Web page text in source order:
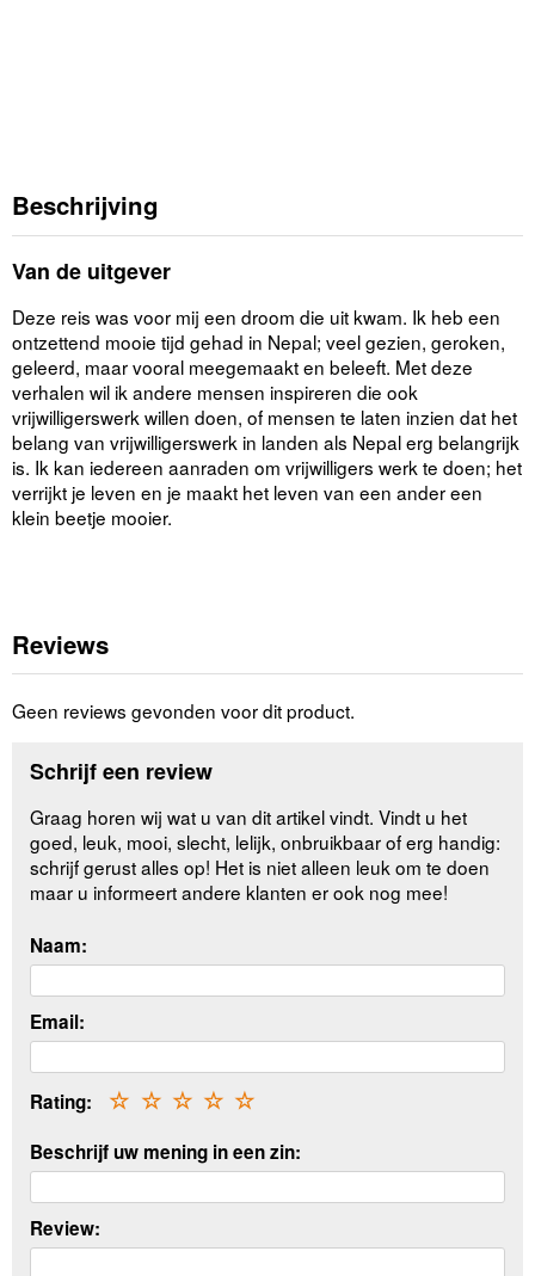
Beschrijving
Van de uitgever
Deze reis was voor mij een droom die uit kwam. Ik heb een
ontzettend mooie tijd gehad in Nepal; veel gezien, geroken,
geleerd, maar vooral meegemaakt en beleeft. Met deze
verhalen wil ik andere mensen inspireren die ook
vrijwilligerswerk willen doen, of mensen te laten inzien dat het
belang van vrijwilligerswerk in landen als Nepal erg belangrijk
is. Ik kan iedereen aanraden om vrijwilligers werk te doen; het
verrijkt je leven en je maakt het leven van een ander een
klein beetje mooier.
Reviews
Geen reviews gevonden voor dit product.
Schrijf een review
Graag horen wij wat u van dit artikel vindt. Vindt u het
goed, leuk, mooi, slecht, lelijk, onbruikbaar of erg handig:
schrijf gerust alles op! Het is niet alleen leuk om te doen
maar u informeert andere klanten er ook nog mee!
Naam:
Email:
Rating: ☆
☆
☆
☆
☆
Beschrijf uw mening in een zin:
Review: